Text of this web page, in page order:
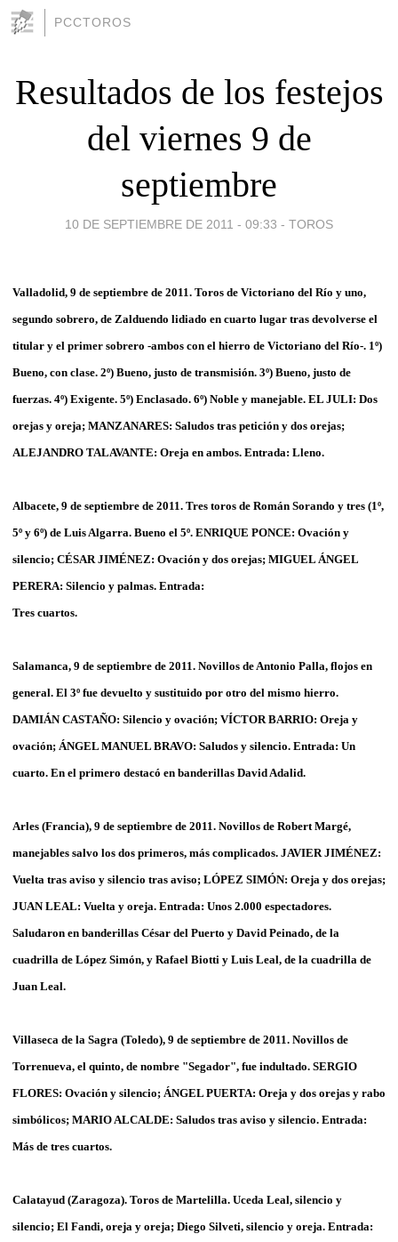
PCCTOROS
Resultados de los festejos
del viernes 9 de
septiembre
10 DE SEPTIEMBRE DE 2011 - 09:33 - TOROS
Valladolid, 9 de septiembre de 2011. Toros de Victoriano del Río y uno,
segundo sobrero, de Zalduendo lidiado en cuarto lugar tras devolverse el
titular y el primer sobrero -ambos con el hierro de Victoriano del Río-. 1º)
Bueno, con clase. 2º) Bueno, justo de transmisión. 3º) Bueno, justo de
fuerzas. 4º) Exigente. 5º) Enclasado. 6º) Noble y manejable. EL JULI: Dos
orejas y oreja; MANZANARES: Saludos tras petición y dos orejas;
ALEJANDRO TALAVANTE: Oreja en ambos. Entrada: Lleno.
Albacete, 9 de septiembre de 2011. Tres toros de Román Sorando y tres (1º,
5º y 6º) de Luis Algarra. Bueno el 5º. ENRIQUE PONCE: Ovación y
silencio; CÉSAR JIMÉNEZ: Ovación y dos orejas; MIGUEL ÁNGEL
PERERA: Silencio y palmas. Entrada:
Tres cuartos.
Salamanca, 9 de septiembre de 2011. Novillos de Antonio Palla, flojos en
general. El 3º fue devuelto y sustituido por otro del mismo hierro.
DAMIÁN CASTAÑO: Silencio y ovación; VÍCTOR BARRIO: Oreja y
ovación; ÁNGEL MANUEL BRAVO: Saludos y silencio. Entrada: Un
cuarto. En el primero destacó en banderillas David Adalid.
Arles (Francia), 9 de septiembre de 2011. Novillos de Robert Margé,
manejables salvo los dos primeros, más complicados. JAVIER JIMÉNEZ:
Vuelta tras aviso y silencio tras aviso; LÓPEZ SIMÓN: Oreja y dos orejas;
JUAN LEAL: Vuelta y oreja. Entrada: Unos 2.000 espectadores.
Saludaron en banderillas César del Puerto y David Peinado, de la
cuadrilla de López Simón, y Rafael Biotti y Luis Leal, de la cuadrilla de
Juan Leal.
Villaseca de la Sagra (Toledo), 9 de septiembre de 2011. Novillos de
Torrenueva, el quinto, de nombre "Segador", fue indultado. SERGIO
FLORES: Ovación y silencio; ÁNGEL PUERTA: Oreja y dos orejas y rabo
simbólicos; MARIO ALCALDE: Saludos tras aviso y silencio. Entrada:
Más de tres cuartos.
Calatayud (Zaragoza). Toros de Martelilla. Uceda Leal, silencio y
silencio; El Fandi, oreja y oreja; Diego Silveti, silencio y oreja. Entrada: